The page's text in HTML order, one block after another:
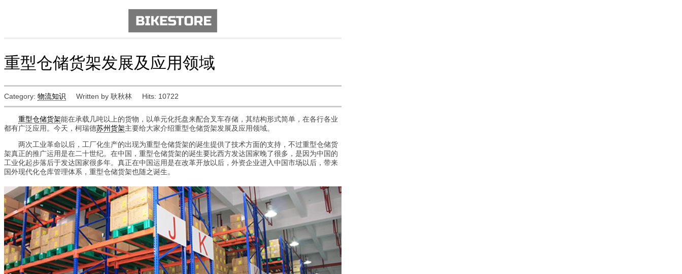
重型仓储货架发展及应用领域
Category: 物流知识 Written by 耿秋林 Hits: 10722
重型仓储货架能在承载几吨以上的货物，以单元化托盘来配合叉车存储，其结构形式简单，在各行各业
都有广泛应用。今天，柯瑞德苏州货架主要给大家介绍重型仓储货架发展及应用领域。
两次工业革命以后，工厂化生产的出现为重型仓储货架的诞生提供了技术方面的支持，不过重型仓储货
架真正的推广运用是在二十世纪。在中国，重型仓储货架的诞生要比西方发达国家晚了很多，是因为中国的
工业化起步落后于发达国家很多年。真正在中国运用是在改革开放以后，外资企业进入中国市场以后，带来
国外现代化仓库管理体系，重型仓储货架也随之诞生。